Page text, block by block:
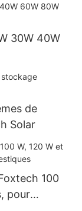
30W 40W
de
Solar
100
pour